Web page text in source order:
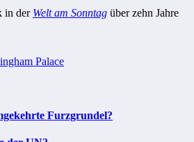
in der Welt am Sonntag über zehn Jahre
Palace
Furzgrundel?